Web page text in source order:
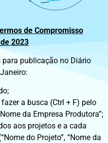
de Compromisso
2023
publicação no Diário
a busca (Ctrl + F) pelo
da Empresa Produtora”;
aos projetos e a cada
do Projeto”, “Nome da